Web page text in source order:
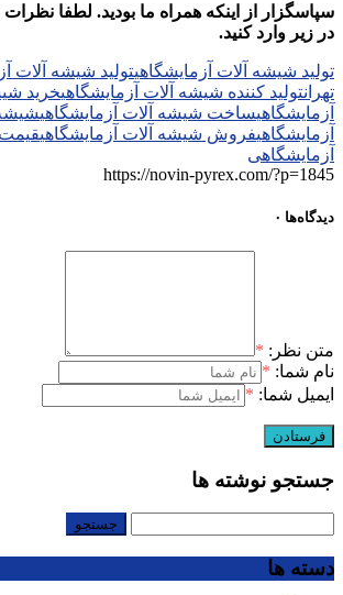
سپاسگزار از اینکه همراه ما بودید. لطفا نظرات
در زیر وارد کنید.
تولید شیشه آلات آزمایشگاهیتولید شیشه آلات
تهرانتولید کننده شیشه آلات آزمایشگاهیخرید
آزمایشگاهیساخت شیشه آلات آزمایشگاهی
آزمایشگاهیفروش شیشه آلات آزمایشگاهی
آزمایشگاهی
https://novin-pyrex.com/?p=1845
دیدگاه‌ها ۰
متن نظر: *
نام شما: *
ایمیل شما: *
جستجو نوشته ها
دسته ها